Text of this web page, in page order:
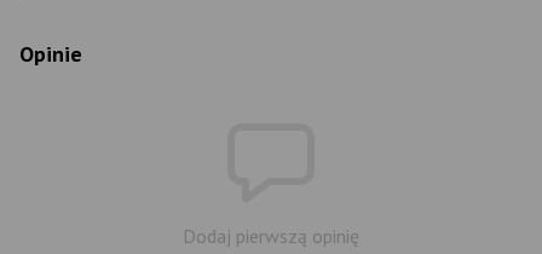
Opinie
Dodaj pierwszą opinię